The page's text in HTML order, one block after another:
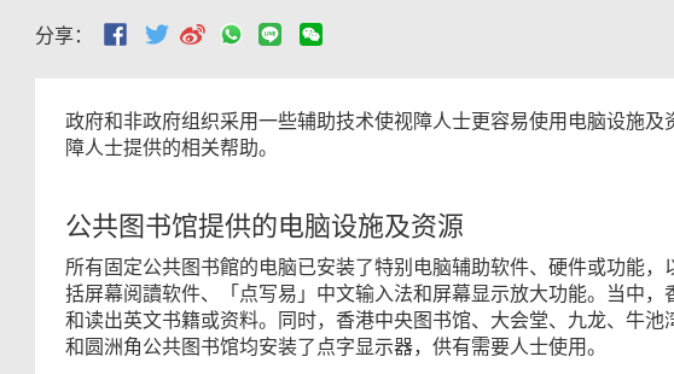
分享：
政府和非政府组织采用一些辅助技术使视障人士更容易使用电脑设施
障人士提供的相关帮助。
公共图书馆提供的电脑设施及资源
所有固定公共图书館的电脑已安装了特别电脑辅助软件、硬件或功能
括屏幕阅讀软件、「点写易」中文输入法和屏幕显示放大功能。当中
和读出英文书籍或资料。同时，香港中央图书馆、大会堂、九龙、牛池
和圆洲角公共图书馆均安装了点字显示器，供有需要人士使用。